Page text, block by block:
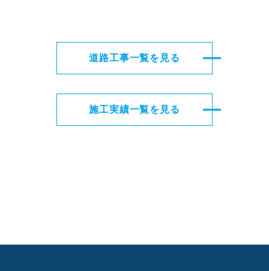
道路工事一覧を見る
施工実績一覧を見る